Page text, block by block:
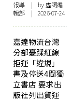
報導 | by 虛詞編
輯部 | 2026-07-24
嘉達物流台灣
分部憂踩紅線
拒運「違規」
書及停送4間獨
立書店 要求出
版社列出貨運